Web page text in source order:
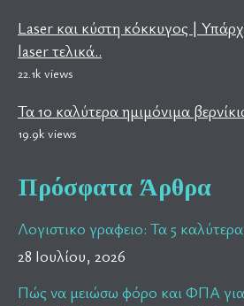
Laser και κύστη κόκκυγος |
laser τελικά..
22.1k views
Τα 10 καλύτερα ημιμόνιμα
19.9k views
Πρόσφατα Άρθρα
Λογιστικο γραφειο: Τα 5
28 Ιουλίου, 2026
Πώς να μειώσω φόρο και ΦΠΑ για